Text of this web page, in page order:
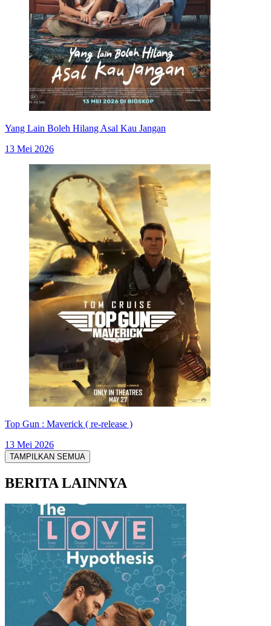
Yang Lain Boleh Hilang Asal Kau Jangan
13 Mei 2026
Top Gun : Maverick ( re-release )
13 Mei 2026
TAMPILKAN SEMUA
BERITA LAINNYA